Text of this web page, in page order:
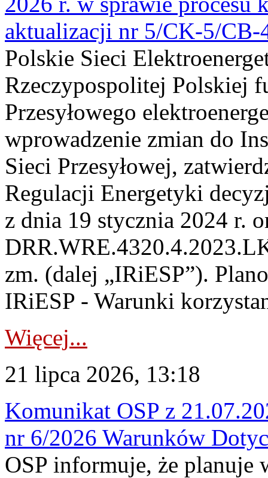
aktualizacji nr 5/CK-5/CB-
Polskie Sieci
Rzeczypospolitej Polskiej
Przesyłowego
wprowadzenie zmian do
Sieci Przesyłowej,
Regulacji Energetyki
z dnia 19 stycznia 2024 r.
zm. (dalej „IRiESP”).
IRiESP - Warunki
Więcej...
21 lipca 2026, 13:18
Komunikat OSP z
nr 6/2026 Warunków
OSP informuje, że planuje